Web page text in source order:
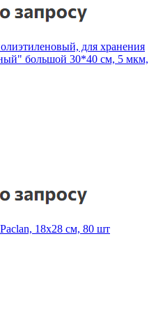
для хранения
большой 30*40 см, 5 мкм,
18х28 см, 80 шт